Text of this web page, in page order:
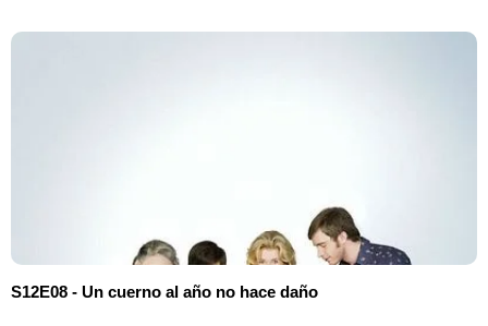
S12E08 - Un cuerno al año no hace daño